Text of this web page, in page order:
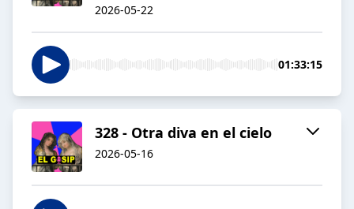
2026-05-22
01:33:15
328 - Otra diva en el cielo
2026-05-16